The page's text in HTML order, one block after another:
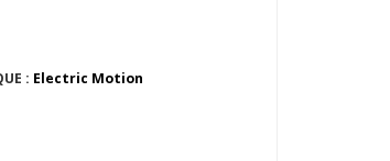
: Electric Motion